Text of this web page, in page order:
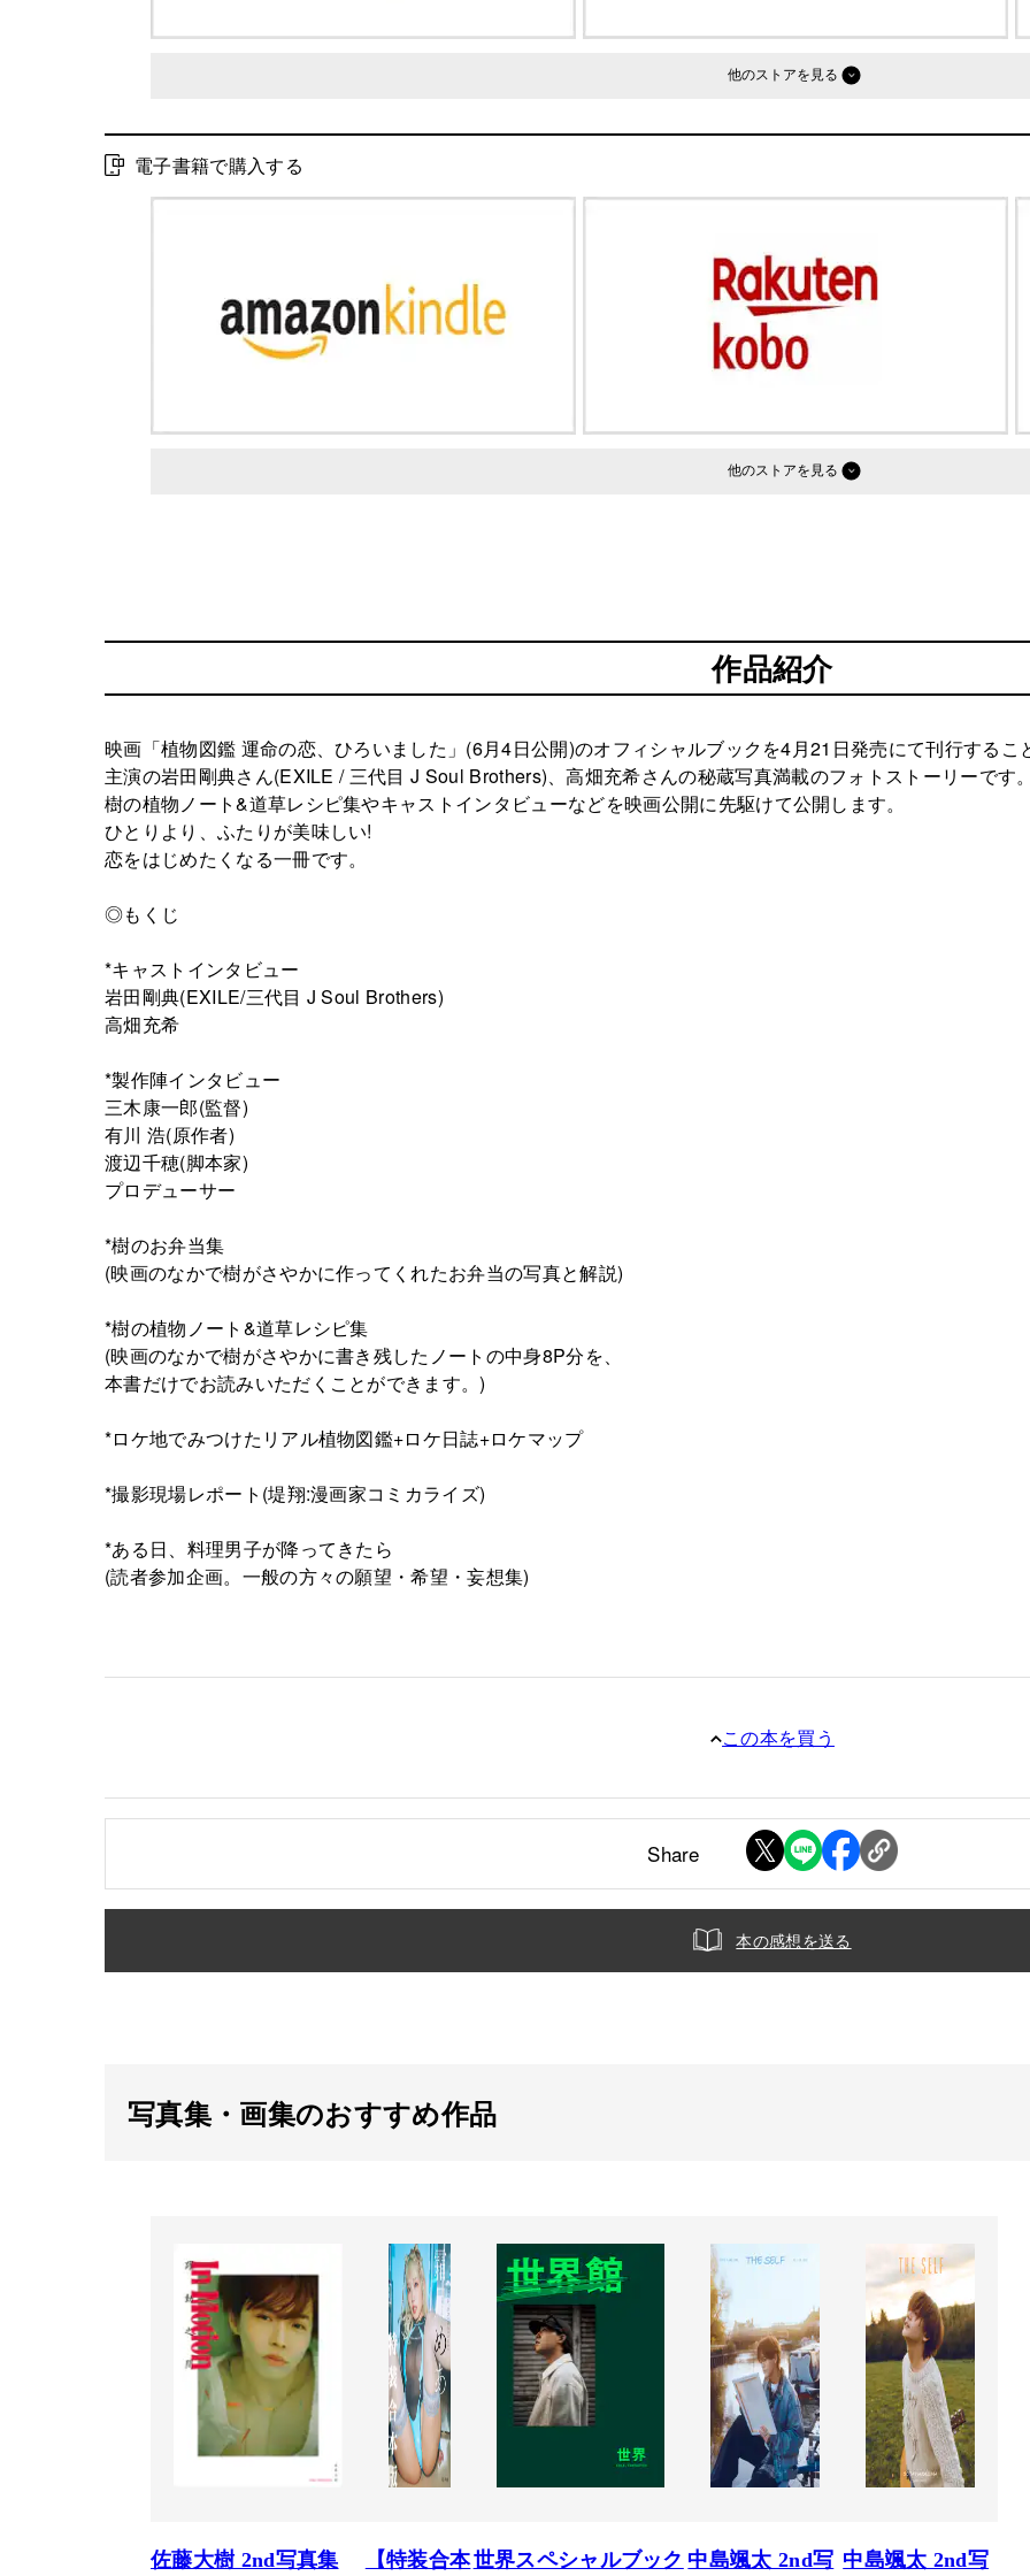
他のストア
電子書籍で購入する
他のストア
作品紹介
映画「植物図鑑 運命の恋、ひろいました」(6月4日公開)のオフィシャルブックを4月21日発売にて刊行するこ
主演の岩田剛典さん(EXILE / 三代目 J Soul Brothers)、高畑充希さんの秘蔵写真満載のフォトストーリーです。
樹の植物ノート&道草レシピ集やキャストインタビューなどを映画公開に先駆けて公開します。
ひとりより、ふたりが美味しい!
恋をはじめたくなる一冊です。
◎もくじ
*キャストインタビュー
岩田剛典(EXILE/三代目 J Soul Brothers)
高畑充希
*製作陣インタビュー
三木康一郎(監督)
有川 浩(原作者)
渡辺千穂(脚本家)
プロデューサー
*樹のお弁当集
(映画のなかで樹がさやかに作ってくれたお弁当の写真と解説)
*樹の植物ノート&道草レシピ集
(映画のなかで樹がさやかに書き残したノートの中身8P分を、
本書だけでお読みいただくことができます。)
*ロケ地でみつけたリアル植物図鑑+ロケ日誌+ロケマップ
*撮影現場レポート(堤翔:漫画家コミカライズ)
*ある日、料理男子が降ってきたら
(読者参加企画。一般の方々の願望・希望・妄想集)
この本を買う
Share
本の感想を送る
写真集・画集のおすすめ作品
佐藤大樹 2nd写真集 【特装合本世界スペシャルブック 中島颯太 2nd写 中島颯太 2nd写